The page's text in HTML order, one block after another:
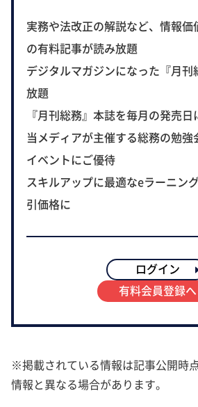
実務や法改正の解説など、情報価
の有料記事が読み放題
デジタルマガジンになった『月刊
放題
『月刊総務』本誌を毎月の発売日
当メディアが主催する総務の勉
イベントにご優待
スキルアップに最適なeラーニン
引価格に
ログイン
有料会員登録へ
※掲載されている情報は記事公開時
情報と異なる場合があります。